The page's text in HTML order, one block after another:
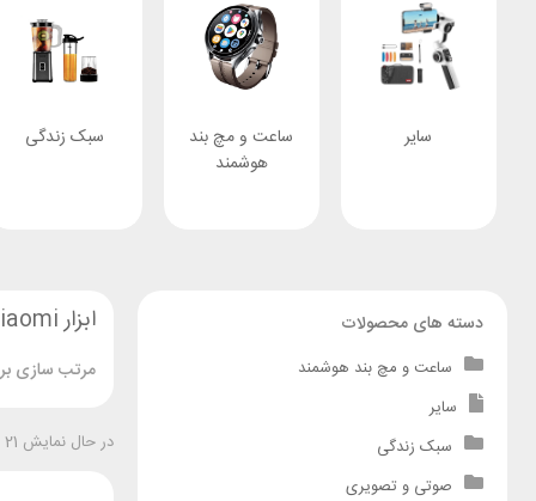
سایر
ساعت و مچ بند
هوشمند
سبک زندگی
ابزار Xiaomi
مرتب سازی
در حال نمایش 21 نتیجه
دسته های محصولات
ساعت و مچ بند هوشمند
سایر
سبک زندگی
صوتی و تصویری